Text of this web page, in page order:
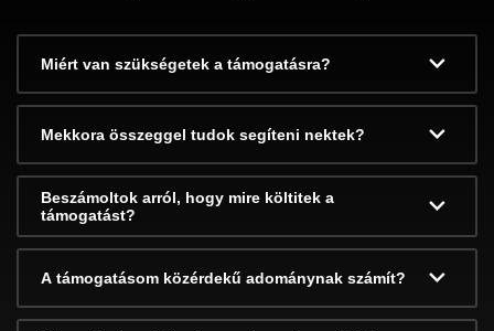
Miért van szükségetek a támogatásra?
Mekkora összeggel tudok segíteni nektek?
Beszámoltok arról, hogy mire költitek a
támogatást?
A támogatásom közérdekű adománynak számít?